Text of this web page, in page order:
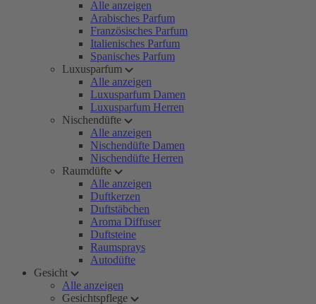
Alle anzeigen
Arabisches Parfum
Französisches Parfum
Italienisches Parfum
Spanisches Parfum
Luxusparfum
Alle anzeigen
Luxusparfum Damen
Luxusparfum Herren
Nischendüfte
Alle anzeigen
Nischendüfte Damen
Nischendüfte Herren
Raumdüfte
Alle anzeigen
Duftkerzen
Duftstäbchen
Aroma Diffuser
Duftsteine
Raumsprays
Autodüfte
Gesicht
Alle anzeigen
Gesichtspflege